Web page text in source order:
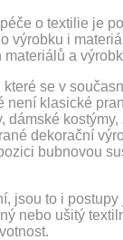
o textilie je
výrobku i
a
se v
není klasické
dekorační
bubnovou
jsou to i
nebo ušitý